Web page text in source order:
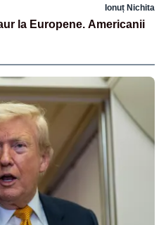
Ionuț Nichita
la Europene. Americanii